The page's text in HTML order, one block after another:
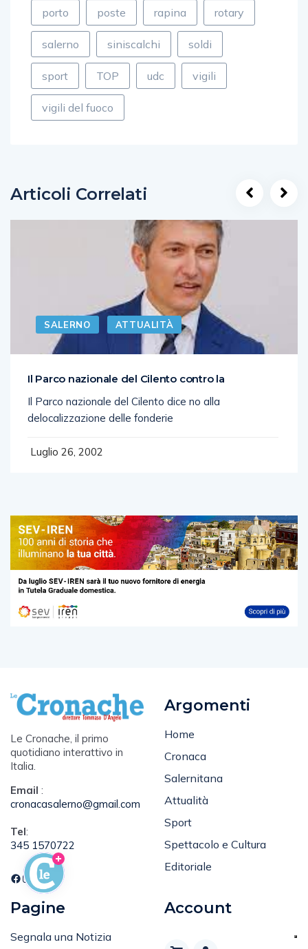
porto poste rapina rotary
salerno siniscalchi soldi
sport TOP udc vigili
vigili del fuoco
Articoli Correlati
SALERNO ATTUALITÀ
Il Parco nazionale del Cilento contro la
Il Parco nazionale del Cilento dice no alla
delocalizzazione delle fonderie
Luglio 26, 2002
Le Cronache, il primo
quotidiano interattivo in
Italia.
Email :
cronacasalerno@gmail.com
Tel:
345 1570722
Argomenti
Home
Cronaca
Salernitana
Attualità
Sport
Spettacolo e Cultura
Editoriale
Pagine
Segnala una Notizia
Account